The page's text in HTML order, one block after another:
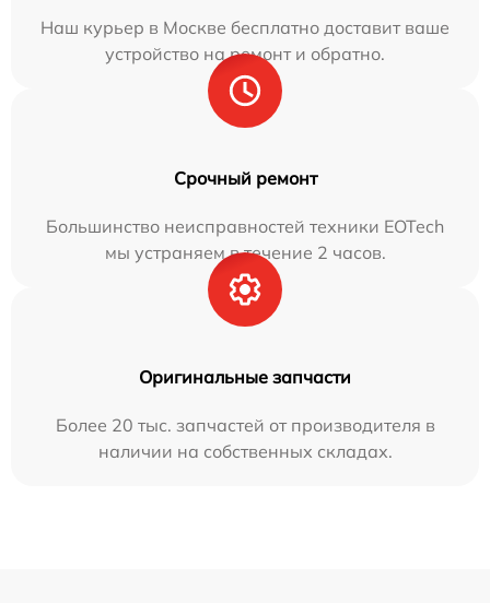
Наш курьер в Москве бесплатно доставит ваше
устройство на ремонт и обратно.
Срочный ремонт
Большинство неисправностей техники EOTech
мы устраняем в течение 2 часов.
Оригинальные запчасти
Более 20 тыс. запчастей от производителя в
наличии на собственных складах.